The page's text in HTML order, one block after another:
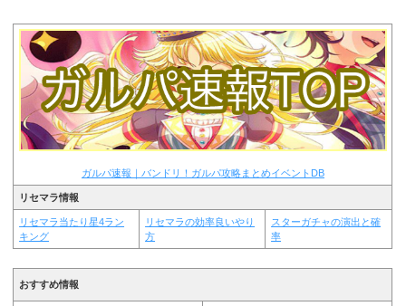
ガルパ速報｜バンドリ！ガルパ攻略まとめイベントDB
リセマラ情報
リセマラ当たり星4ラン
キング
リセマラの効率良いやり
方
スターガチャの演出と確
率
おすすめ情報